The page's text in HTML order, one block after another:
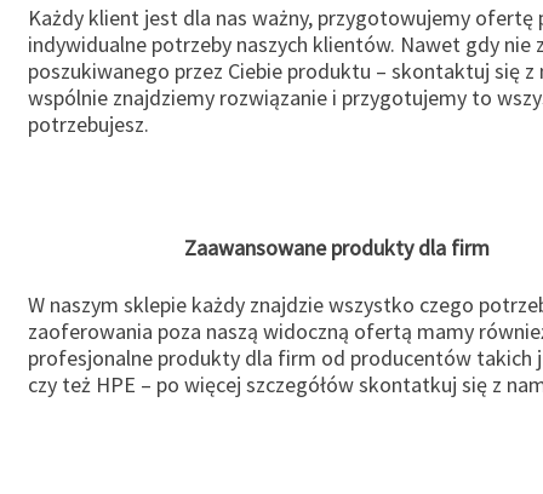
Każdy klient jest dla nas ważny, przygotowujemy ofertę
indywidualne potrzeby naszych klientów. Nawet gdy nie
poszukiwanego przez Ciebie produktu – skontaktuj się z
wspólnie znajdziemy rozwiązanie i przygotujemy to
potrzebujesz.
Zaawansowane produkty dla firm
W naszym sklepie każdy znajdzie wszystko czego
zaoferowania poza naszą widoczną ofertą mamy
profesjonalne produkty dla firm od producentów takich
czy też HPE – po więcej szczegółów skontatkuj się z